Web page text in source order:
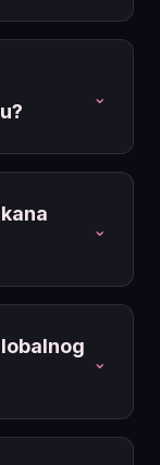
⌄
⌄
⌄